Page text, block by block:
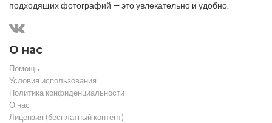
подходящих фотографий — это увлекательно и удобно.
О нас
Помощь
Условия использования
Политика конфиденциальности
О нас
Лицензия (бесплатный контент)